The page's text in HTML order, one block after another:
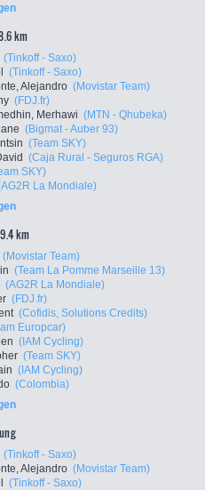
km
(Tinkoff - Saxo)
(Tinkoff - Saxo)
Alejandro (Movistar Team)
(FDJ.fr)
Merhawi (MTN - Qhubeka)
(Bigmat - Auber 93)
(Team SKY)
(Caja Rural - Seguros RGA)
SKY)
La Mondiale)
km
(Movistar Team)
(Team La Pomme Marseille 13)
(AG2R La Mondiale)
(FDJ.fr)
(Cofidis, Solutions Credits)
Europcar)
(IAM Cycling)
(Team SKY)
(IAM Cycling)
(Colombia)
(Tinkoff - Saxo)
Alejandro (Movistar Team)
(Tinkoff - Saxo)